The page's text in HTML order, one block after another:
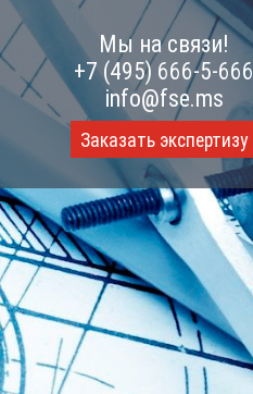
Мы на связи!
+7 (495) 666-5-666
info@fse.ms
Заказать экспертизу